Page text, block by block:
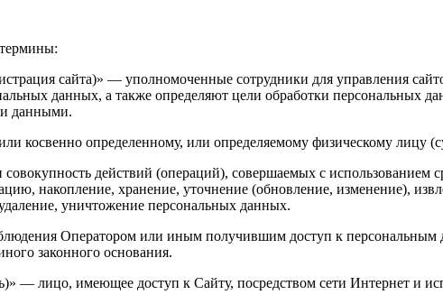
сайта)» — уполномоченные сотрудники для управления
данных, а также определяют цели обработки персональных
данными.
косвенно определенному, или определяемому физическому лицу
действий (операций), совершаемых с использованием
накопление, хранение, уточнение (обновление, изменение),
уничтожение персональных данных.
Оператором или иным получившим доступ к персональным
законного основания.
— лицо, имеющее доступ к Сайту, посредством сети Интернет и